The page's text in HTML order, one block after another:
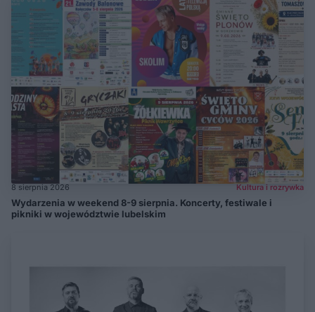
8 sierpnia 2026 Kultura i rozrywka
Wydarzenia w weekend 8-9 sierpnia. Koncerty, festiwale i
pikniki w województwie lubelskim